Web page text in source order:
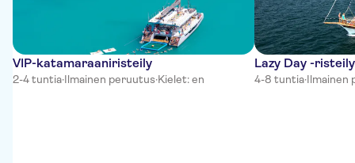
VIP-katamaraaniristeily
2-4 tuntia·Ilmainen peruutus·Kielet: en
Lazy Day -
4-8 tuntia·Ilmainen